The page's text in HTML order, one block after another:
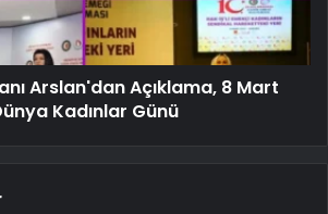
Arslan'dan Açıklama, 8 Mart
Kadınlar Günü